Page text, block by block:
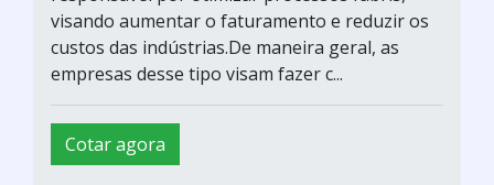
visando aumentar o faturamento e reduzir os
custos das indústrias.De maneira geral, as
empresas desse tipo visam fazer c...
Cotar agora